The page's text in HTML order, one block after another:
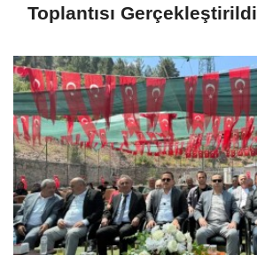
Toplantısı Gerçekleştirildi